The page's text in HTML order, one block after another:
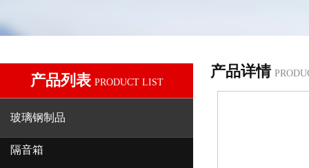
产品列表 PRODUCT LIST
玻璃钢制品
隔音箱
产品详情